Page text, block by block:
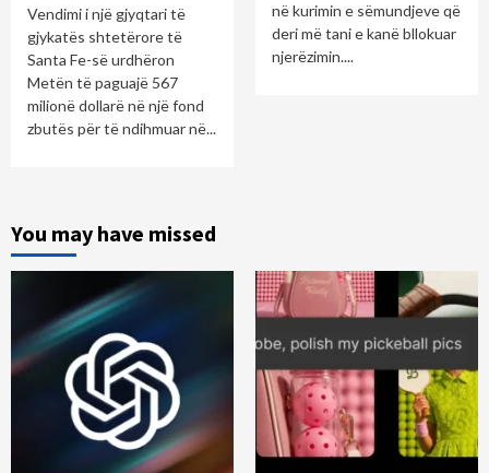
Vendimi i një gjyqtari të
gjykatës shtetërore të
Santa Fe-së urdhëron
Metën të paguajë 567
milionë dollarë në një fond
zbutës për të ndihmuar në...
në kurimin e sëmundjeve që
deri më tani e kanë bllokuar
njerëzimin....
You may have missed